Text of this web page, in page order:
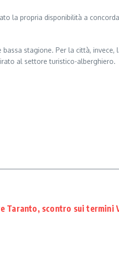
la propria disponibilità a
stagione. Per la città, invece,
al settore turistico-alberghiero.
Taranto, scontro sui termini